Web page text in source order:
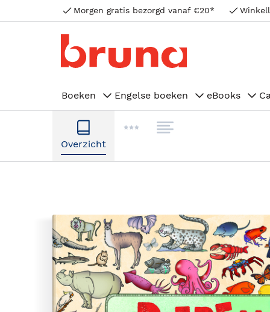
Morgen gratis bezorgd vanaf €20*
Boeken Engelse boeken eBooks
Overzicht